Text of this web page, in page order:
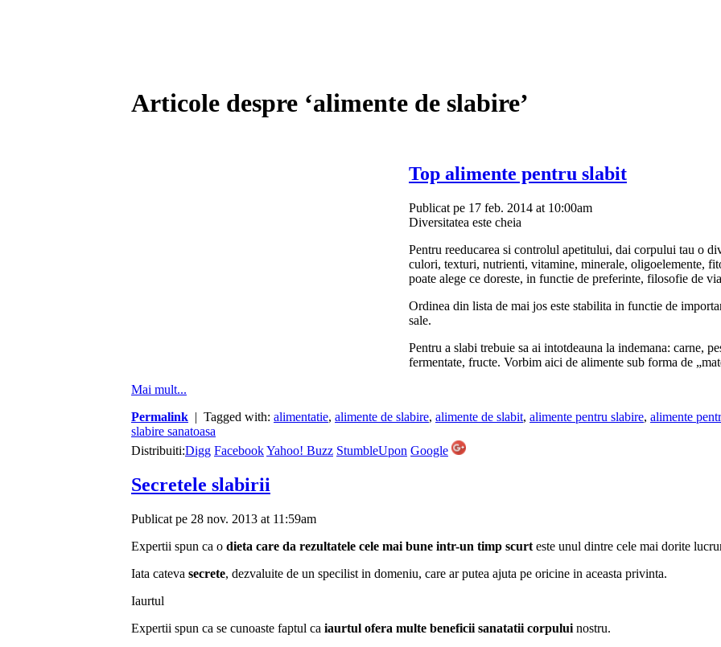
Articole despre ‘alimente de slabire’
Top alimente pentru slabit
Publicat pe 17 feb. 2014 at 10:00am
Diversitatea este cheia
Pentru reeducarea si controlul apetitului, dai corpului tau o
culori, texturi, nutrienti, vitamine, minerale, oligoelemente,
poate alege ce doreste, in functie de preferinte, filosofie de
Ordinea din lista de mai jos este stabilita in functie de
sale.
Pentru a slabi trebuie sa ai intotdeauna la indemana: carne,
fermentate, fructe. Vorbim aici de alimente sub forma de
Mai mult...
Permalink | Tagged with: alimentatie, alimente de slabire, alimente de slabit, alimente pentru slabire, alimente
slabire sanatoasa
Distribuiti:Digg FacebookYahoo! Buzz StumbleUpon Google
Secretele slabirii
Publicat pe 28 nov. 2013 at 11:59am
Expertii spun ca o dieta care da rezultatele cele mai bune intr-un timp scurt este unul dintre cele mai dorite
Iata cateva secrete, dezvaluite de un specilist in domeniu, care ar putea ajuta pe oricine in aceasta privinta.
Iaurtul
Expertii spun ca se cunoaste faptul ca iaurtul ofera multe beneficii sanatatii corpului nostru.